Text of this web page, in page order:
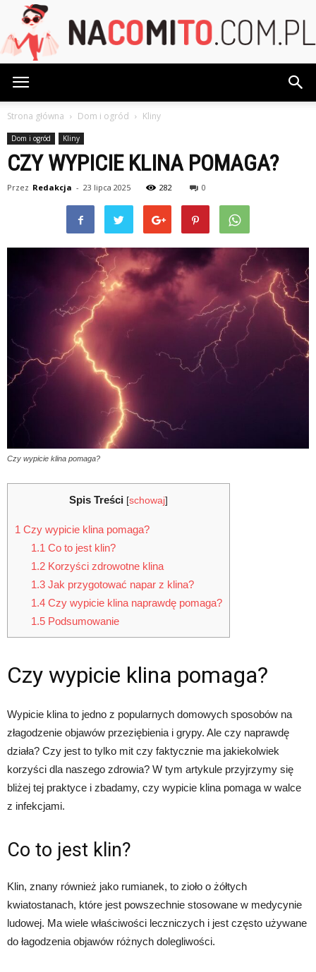
Strona główna Dom i ogród Kliny
Dom i ogród Kliny
CZY WYPICIE KLINA POMAGA?
Przez Redakcja - 23 lipca 2025 282 0
Czy wypicie klina pomaga?
Spis Treści [schowaj]
1 Czy wypicie klina pomaga?
1.1 Co to jest klin?
1.2Korzyści zdrowotne klina
1.3Jak przygotować napar z klina?
1.4Czy wypicie klina naprawdę pomaga?
1.5Podsumowanie
Czy wypicie klina pomaga?
Wypicie klina to jedno z popularnych domowych sposobów na
złagodzenie objawów przeziębienia i grypy. Ale czy naprawdę
działa? Czy jest to tylko mit czy faktycznie ma jakiekolwiek
korzyści dla naszego zdrowia? W tym artykule przyjrzymy się
bliżej tej praktyce i zbadamy, czy wypicie klina pomaga w walce
z infekcjami.
Co to jest klin?
Klin, znany również jako rumianek, to zioło o żółtych
kwiatostanach, które jest powszechnie stosowane w medycynie
ludowej. Ma wiele właściwości leczniczych i jest często używane
do łagodzenia objawów różnych dolegliwości.